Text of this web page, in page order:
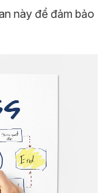
này để đảm bảo